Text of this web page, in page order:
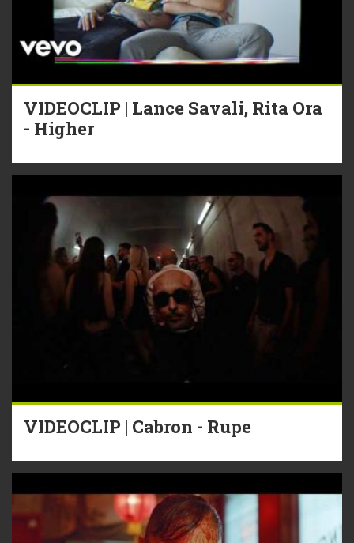
VIDEOCLIP | Lance Savali, Rita Ora
- Higher
VIDEOCLIP | Cabron - Rupe